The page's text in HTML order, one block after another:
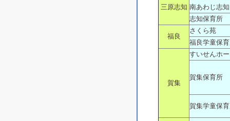
三原志知 南あわじ志
志知保育所
福良
さくら苑
福良学童保
賀集
すいせんホ
賀集保育所
賀集学童保